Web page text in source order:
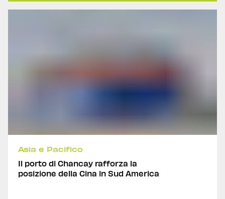
Asia e Pacifico
Il porto di Chancay rafforza la
posizione della Cina in Sud America